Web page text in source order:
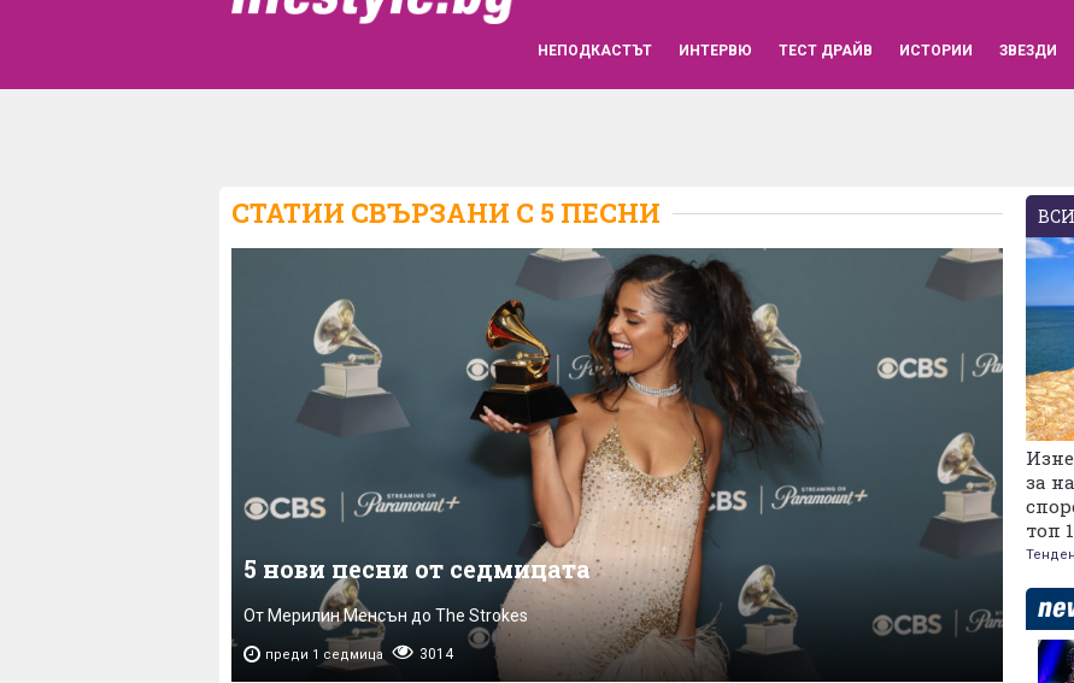
НЕПОДКАСТЪТ ИНТЕРВЮ ТЕСТ ДРАЙВ ИСТОРИИ ЗВЕЗДИ
СТАТИИ СВЪРЗАНИ С 5 ПЕСНИ
5 нови песни от седмицата
От Мерилин Менсън до The Strokes
преди 1 седмица 3014
за
топ